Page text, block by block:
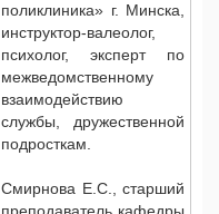
поликлиника» г. Минска,
инструктор-валеолог,
психолог, эксперт по
межведомственному
взаимодействию
службы, дружественной
подросткам.
Смирнова Е.С., старший